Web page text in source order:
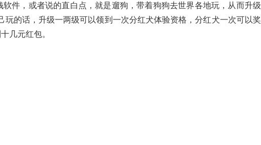
件，或者说的直白点，就是遛狗，带着狗狗去世界各地玩，从而升级
玩的话，升级一两级可以领到一次分红犬体验资格，分红犬一次可以奖
几元红包。